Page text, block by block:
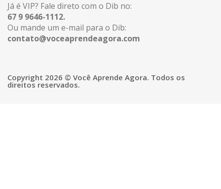
Já é VIP? Fale direto com o Dib no:
67 9 9646-1112.
Ou mande um e-mail para o Dib:
contato@voceaprendeagora.com
Copyright 2026 © Você Aprende Agora. Todos os
direitos reservados.